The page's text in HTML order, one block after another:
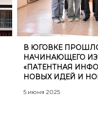
В ЮГОВКЕ
НАЧИНАЮЩЕГО
«ПАТЕНТНАЯ
НОВЫХ ИДЕЙ И
5 июня 2025